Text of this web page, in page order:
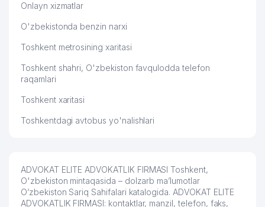
Onlayn xizmatlar
O'zbekistonda benzin narxi
Toshkent metrosining xaritasi
Toshkent shahri, O'zbekiston favqulodda telefon
raqamlari
Toshkent xaritasi
Toshkentdagi avtobus yo'nalishlari
ADVOKAT ELITE ADVOKATLIK FIRMASI Toshkent,
O'zbekiston mintaqasida – dolzarb ma’lumotlar
O’zbekiston Sariq Sahifalari katalogida. ADVOKAT ELITE
ADVOKATLIK FIRMASI: kontaktlar, manzil, telefon, faks,